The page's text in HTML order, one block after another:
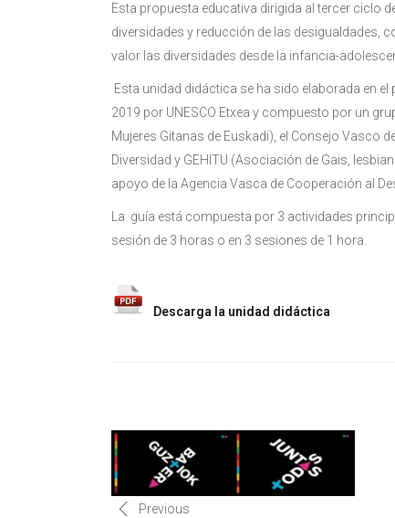
Esta propuesta educativa dirigida al tercer ciclo
diversidades y reducción de las desigualdades,
valor las diversidades desde la infancia-
Esta unidad didáctica se ha sido elaborada en el
2019 por UNESCO Etxea y compuesto por un
Mujeres Gitanas de Euskadi), el Consejo Vasco
Diversidad y GEHITU (Asociación de Gais,
apoyo de la Agencia Vasca de Cooperación al
La guía está compuesta por 3 actividades
sesión de 3 horas o en 3 sesiones de 1 hora.
Descarga la unidad didáctica
Previous